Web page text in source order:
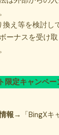
換え等を検討し
ーナスを受け
限定キャンペー
報→ 「BingXキ